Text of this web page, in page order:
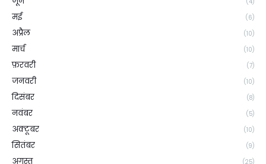
मई (6)
अप्रैल (10)
मार्च (10)
फ़रवरी (7)
जनवरी (10)
दिसंबर (8)
नवंबर (5)
अक्टूबर (10)
सितंबर (9)
अगस्त (25)